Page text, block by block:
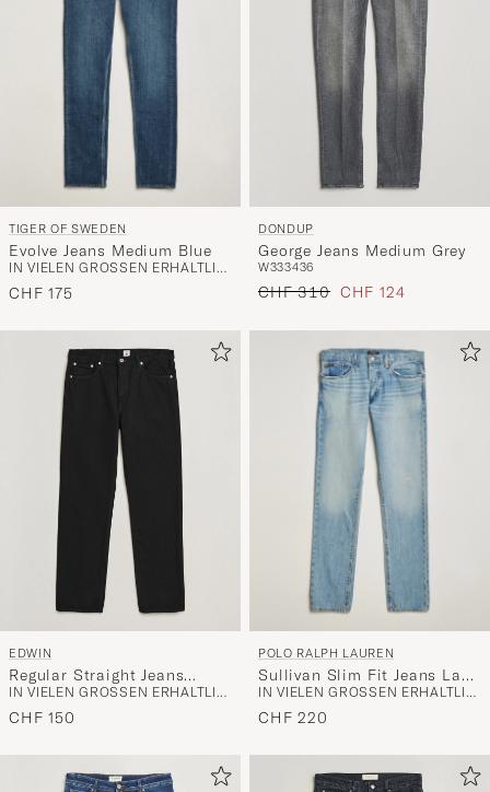
TIGER OF SWEDEN
Evolve Jeans Medium Blue
IN VIELEN GRÖSSEN ERHÄLTLICH
CHF 175
DONDUP
George Jeans Medium Grey
W333436
Regulärer Preis
CHF 310 Reduzierter Preis
CHF 124
EDWIN
Regular Straight Jeans
Unwashed Black
IN VIELEN GRÖSSEN ERHÄLTLICH
CHF 150
POLO RALPH LAUREN
Sullivan Slim Fit Jeans La
Breya
IN VIELEN GRÖSSEN ERHÄLTLICH
CHF 220